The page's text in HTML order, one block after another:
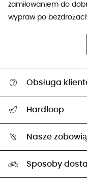
zamiłowaniem do
wypraw po
Obsługa
Śledzenie przesyłki
Zwrot artykułów i zwrot
Hardloop
Nasze
Neutralność węglowa
Sposoby